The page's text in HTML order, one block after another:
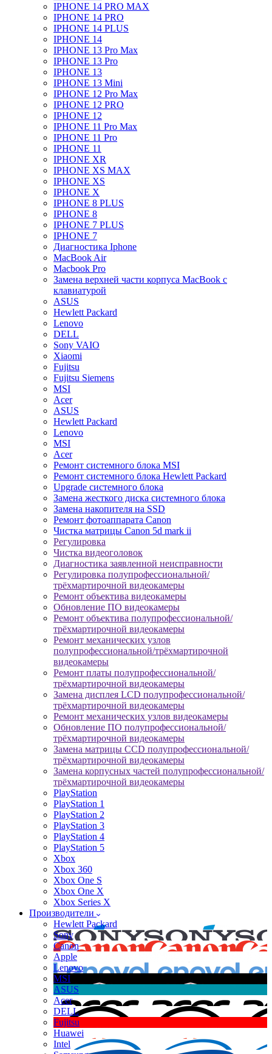
IPHONE 14 PRO MAX
IPHONE 14 PRO
IPHONE 14 PLUS
IPHONE 14
IPHONE 13 Pro Max
IPHONE 13 Pro
IPHONE 13
IPHONE 13 Mini
IPHONE 12 Pro Max
IPHONE 12 PRO
IPHONE 12
IPHONE 11 Pro Max
IPHONE 11 Pro
IPHONE 11
IPHONE XR
IPHONE XS MAX
IPHONE XS
IPHONE X
IPHONE 8 PLUS
IPHONE 8
IPHONE 7 PLUS
IPHONE 7
Диагностика Iphone
MacBook Air
Macbook Pro
Замена верхней части корпуса MacBook с
клавиатурой
ASUS
Hewlett Packard
Lenovo
DELL
Sony VAIO
Xiaomi
Fujitsu
Fujitsu Siemens
MSI
Acer
ASUS
Hewlett Packard
Lenovo
MSI
Acer
Ремонт системного блока MSI
Ремонт системного блока Hewlett Packard
Upgrade системного блока
Замена жесткого диска системного блока
Замена накопителя на SSD
Ремонт фотоаппарата Canon
Чистка матрицы Canon 5d mark ii
Регулировка
Чистка видеоголовок
Диагностика заявленной неисправности
Регулировка полупрофессиональной/
трёхмартирочной видеокамеры
Ремонт объектива видеокамеры
Обновление ПО видеокамеры
Ремонт объектива полупрофессиональной/
трёхмартирочной видеокамеры
Ремонт механических узлов
полупрофессиональной/трёхмартирочной
видеокамеры
Ремонт платы полупрофессиональной/
трёхмартирочной видеокамеры
Замена дисплея LCD полупрофессиональной/
трёхмартирочной видеокамеры
Ремонт механических узлов видеокамеры
Обновление ПО полупрофессиональной/
трёхмартирочной видеокамеры
Замена матрицы CCD полупрофессиональной/
трёхмартирочной видеокамеры
Замена корпусных частей полупрофессиональной/
трёхмартирочной видеокамеры
PlayStation
PlayStation 1
PlayStation 2
PlayStation 3
PlayStation 4
PlayStation 5
Xbox
Xbox 360
Xbox One S
Xbox One X
Xbox Series X
Производители
Hewlett Packard
Sony
Canon
Apple
Lenovo
MSI
ASUS
Acer
DELL
Fujitsu
Huawei
Intel